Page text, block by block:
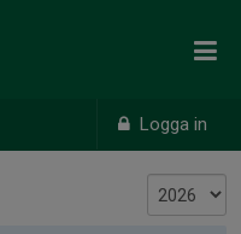
Logga in